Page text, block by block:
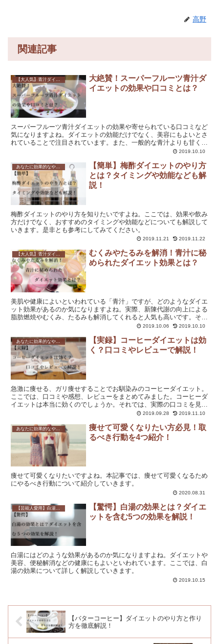
高野
関連記事
【大人気】青汁ダイエットのやり方と飲み方は？効果や口コミも解説！
大絶賛！スーパーフルーツ青汁ダ
イエットの効果や口コミとは？
スーパーフルーツ青汁ダイエットの効果や寄せられている口コミなど
気になりますよね。ダイエットの効能だけでなく、美容にもよいとさ
れていることで注目されています。また、一般的な青汁よりも甘くて
2019.10.10
あなたに効果的なやり方を紹介！ダイエット方法を一覧で解説！
【簡単】梅酢ダイエットのやり方
とは？タイミングや効能なども解
説！
梅酢ダイエットのやり方を知りたいですよね。ここでは、効果や飲み
方だけでなく、おすすめのタイミングや効能などについても解説して
いきます。是非とも参考にしてみてください。
2019.11.21 2019.11.22
【大人気】青汁ダイエットのやり方と飲み方は？効果や口コミも解説！
むくみやたるみを解消！青汁に秘
められたダイエット効果とは？
美肌や健康によいといわれている「青汁」ですが、どのようなダイエ
ット効果があるのか気になりますよね。実際、新陳代謝の向上による
脂肪燃焼やむくみ、たるみも解消してくれると人気も高いです。それ
では、青汁でどのようなダイエット効果があるのか、さらに具体的に
2019.10.06 2019.10.10
あなたに効果的なやり方を紹介！ダイエット方法を一覧で解説！
【実録】コーヒーダイエットは効
く？口コミやレビューで解説！
急激に痩せる、ガリ痩せすることでお馴染みのコーヒーダイエット。
ここでは、口コミや感想、レビューをまとめてみました。コーヒーダ
イエットは本当に効くのでしょうか。それでは、実際の口コミを見な
2019.09.28 2019.11.10
あなたに効果的なやり方を紹介！ダイエット方法を一覧で解説！
痩せて可愛くなりたい方必見！取
るべき行動を4つ紹介！
痩せて可愛くなりたいですよね。本記事では、痩せて可愛くなるため
にやるべき行動について紹介していきます。
2020.08.31
【芸能人愛用】白湯の作り方やダイエット方法は？効果や口コミも解説！
【驚愕】白湯の効果とは？ダイエ
ットを含む5つの効果を解説！
白湯にはどのような効果があるのか気になりますよね。ダイエットや
美容、便秘解消などの健康にもよいといわれています。ここでは、白
湯の効果について詳しく解説していきます。
2019.10.15
【バターコーヒー】ダイエットのやり方と作り
方を徹底解説！